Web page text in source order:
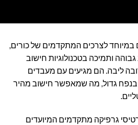
לצרכים המתקדמים של כורים,
ותמיכה בטכנולוגיות חישוב
ליבה. הם מגיעים עם מעבדים
בנפח גדול, מה שמאפשר חישוב מהיר
גרפיקה מתקדמים המיועדים